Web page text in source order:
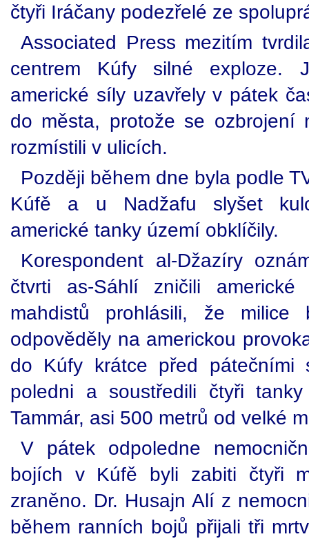
čtyři Iráčany podezřelé ze
Associated Press mezitím
centrem Kúfy silné exploze.
americké síly uzavřely v pátek
do města, protože se ozbrojení
rozmístili v ulicích.
Později během dne byla podle
Kúfě a u Nadžafu slyšet
americké tanky území obklíčily.
Korespondent al-Džazíry
čtvrti as-Sáhlí zničili americké
mahdistů prohlásili, že milice
odpověděly na americkou
do Kúfy krátce před pátečními
poledni a soustředili čtyři
Tammár, asi 500 metrů od velké
V pátek odpoledne
bojích v Kúfě byli zabiti čtyři
zraněno. Dr. Husajn Alí z
během ranních bojů přijali tři